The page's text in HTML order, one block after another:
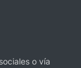
o vía